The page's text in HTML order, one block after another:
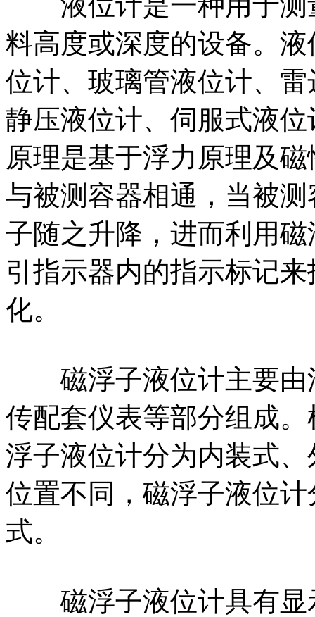
料高度或深度的设备。
位计、玻璃管液位计、
静压液位计、伺服式液
原理是基于浮力原理及
与被测容器相通，当被
子随之升降，进而利用
引指示器内的指示标记
化。
磁浮子液位计主要由
传配套仪表等部分组成
浮子液位计分为内装式
位置不同，磁浮子液位
式。
磁浮子液位计具有显